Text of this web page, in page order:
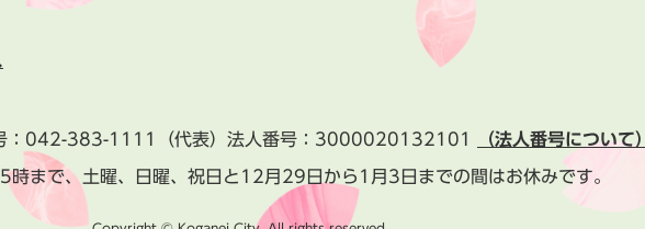
042-383-1111 （代表） 法人番号：3000020132101 （法人番号について）
まで、土曜、日曜、祝日と 12月29日から1月3日までの間はお休みです。